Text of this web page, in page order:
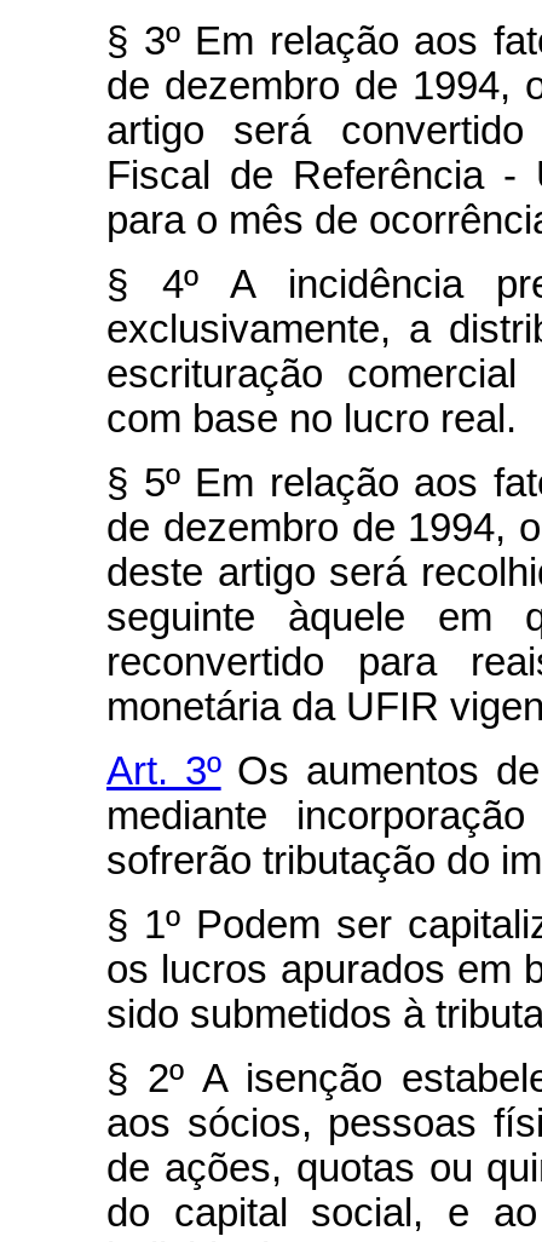
§ 3º Em relação aos
de dezembro de 1994,
artigo será
Fiscal de Referência -
para o mês de
§ 4º A incidência
exclusivamente, a
escrituração
com base no lucro real.
§ 5º Em relação aos
de dezembro de 1994,
deste artigo será
seguinte àquele em
reconvertido para
monetária da UFIR
Art. 3ºOs aumentos
mediante
sofrerão tributação do
§ 1º Podem ser
os lucros apurados em
sido submetidos à
§ 2º A isenção
aos sócios, pessoas
de ações, quotas ou
do capital social, e